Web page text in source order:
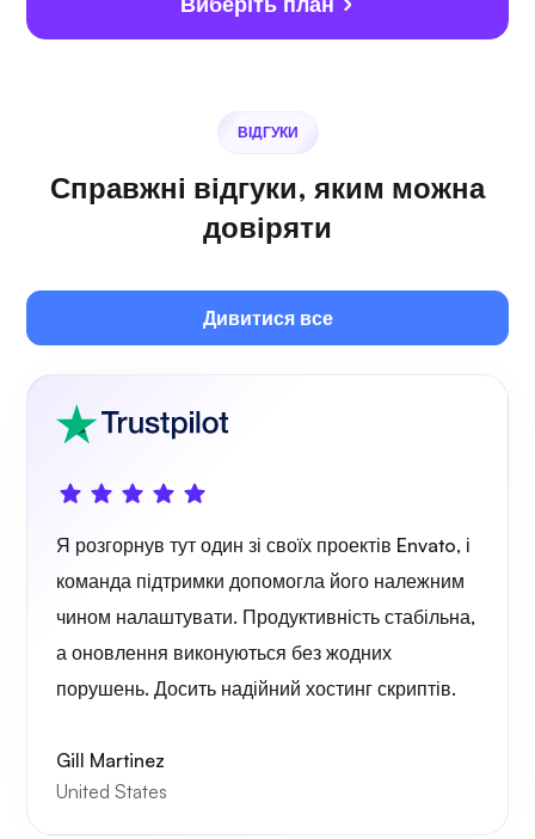
ВІДГУКИ
Справжні відгуки, яким можна
довіряти
Дивитися все
Я розгорнув тут один зі своїх проектів Envato, і
команда підтримки допомогла його належним
чином налаштувати. Продуктивність стабільна,
а оновлення виконуються без жодних
порушень. Досить надійний хостинг скриптів.
Gill Martinez
United States